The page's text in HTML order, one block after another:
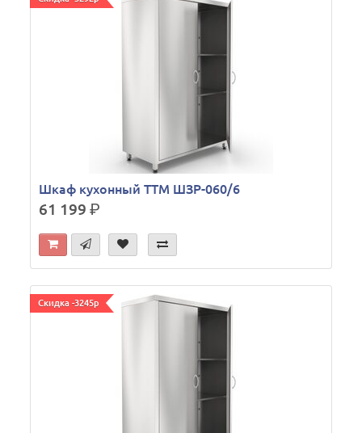
Шкаф кухонный ТТМ ШЗР-060/6
61 199р.
Скидка -3245р